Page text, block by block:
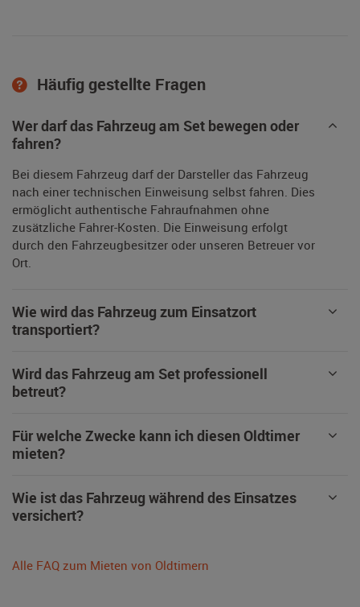
Häufig gestellte Fragen
Wer darf das Fahrzeug am Set bewegen oder
fahren?
Bei diesem Fahrzeug darf der Darsteller das Fahrzeug
nach einer technischen Einweisung selbst fahren. Dies
ermöglicht authentische Fahraufnahmen ohne
zusätzliche Fahrer-Kosten. Die Einweisung erfolgt
durch den Fahrzeugbesitzer oder unseren Betreuer vor
Ort.
Wie wird das Fahrzeug zum Einsatzort
transportiert?
Wird das Fahrzeug am Set professionell
betreut?
Für welche Zwecke kann ich diesen Oldtimer
mieten?
Wie ist das Fahrzeug während des Einsatzes
versichert?
Alle FAQ zum Mieten von Oldtimern